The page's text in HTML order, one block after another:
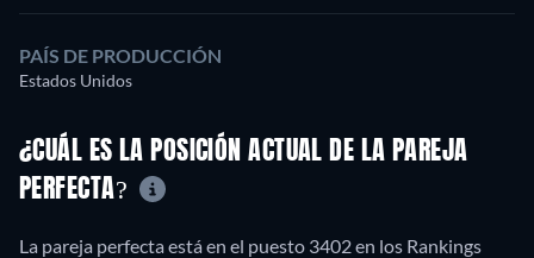
PAÍS DE PRODUCCIÓN
Estados Unidos
¿CUÁL ES LA POSICIÓN ACTUAL DE LA PAREJA
PERFECTA?
La pareja perfecta está en el puesto 3402 en los Rankings